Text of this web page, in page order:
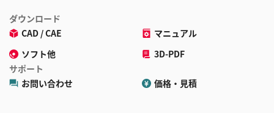
ダウンロード
CAD / CAE
マニュアル
ソフト他
3D-PDF
サポート
お問い合わせ
価格・見積